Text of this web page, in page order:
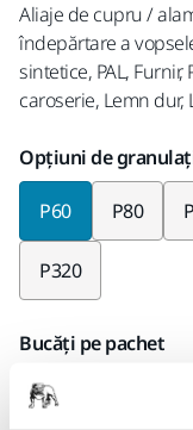
Aliaje de cupru /
îndepărtare a
sintetice, PAL,
caroserie, Lemn
Opțiuni de
P60 P80
P320
Bucăți pe pachet
x 50 bucăți